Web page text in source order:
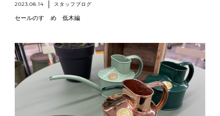
2023.08.14 スタッフブログ
セールのすゝめ 低木編